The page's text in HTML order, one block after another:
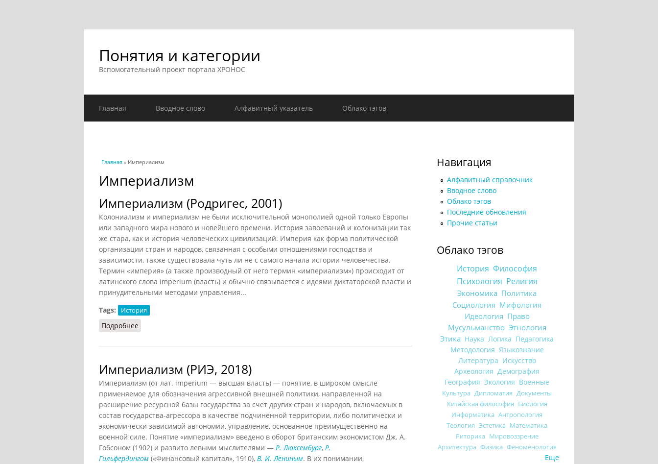
Понятия и категории
Вспомогательный проект портала ХРОНОС
Главная Вводное слово Алфавитный указатель Облако тэгов
Вы здесь
Главная » Империализм
Империализм
Империализм (Родригес, 2001)
Колониализм и империализм не были исключительной монополией одной только Европы
или западного мира нового и новейшего времени. История завоеваний и колонизации так
же стара, как и история человеческих цивилизаций. Империя как форма политической
организации стран и народов, связанная с особыми отношениями господства и
зависимости, также существовала чуть ли не с самого начала истории человечества.
Термин «империя» (а также производный от него термин «империализм») происходит от
латинского слова imperium (власть) и обычно связывается с идеями диктаторской власти и
принудительными методами управления...
Tags:
История
Подробнее
Империализм (РИЭ, 2018)
Империализм (от лат. imperium — высшая власть) — понятие, в широком смысле
применяемое для обозначения агрессивной внешней политики, направленной на
расширение ресурсной базы государства за счет других стран и народов, включаемых в
состав государства-агрессора в качестве подчиненной территории, либо политически и
экономически зависимой автономии, управление, основанное преимущественно на
военной силе. Понятие «империализм» введено в оборот британским экономистом Дж. А.
Гобсоном (1902) и развито левыми мыслителями — Р. Люксембург, Р.
Гильфердингом («Финансовый капитал», 1910), В. И. Лениным. В их понимании,
Навигация
Алфавитный справочник
Вводное слово
Облако тэгов
Последние обновления
Прочие статьи
Облако тэгов
История Философия
Психология Религия
Экономика Политика
Социология Мифология
Идеология Право
Мусульманство Этнология
Этика Наука Логика Педагогика
Методология Языкознание
Литература Искусство
Археология Демография
География Экология Военные
Культура Дипломатия Документы
Китайская философия Биология
Информатика Антропология
Теология Эстетика Математика
Риторика Мировоззрение
Архитектура Физика Феноменология
Еще